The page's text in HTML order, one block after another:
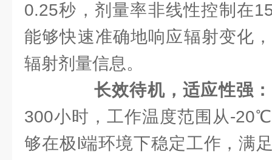
0.25秒，剂量率非线性控制在
能够快速准确地响应辐射变化
辐射剂量信息。
长效待机，适应性强：
300小时，工作温度范围从-
够在极l端环境下稳定工作，满